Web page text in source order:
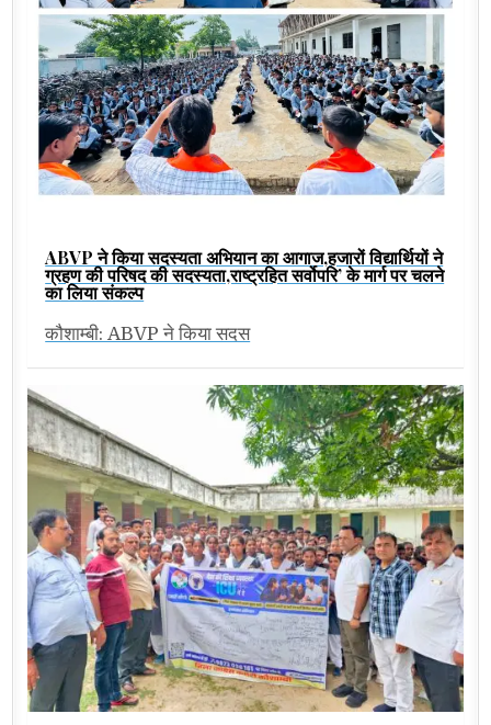
ABVP ने किया सदस्यता अभियान का आगाज,हजारों विद्यार्थियों ने
ग्रहण की परिषद की सदस्यता,राष्ट्रहित सर्वोपरि’ के मार्ग पर चलने
का लिया संकल्प
कौशाम्बी: ABVP ने किया सदस